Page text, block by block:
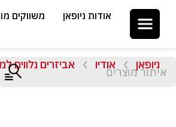
אודות ניופאן משווקים
ניופאן אודיו אביזרים נלווים